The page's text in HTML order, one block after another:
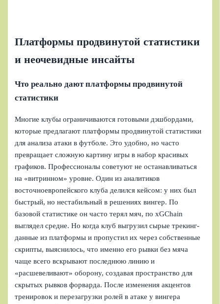
Платформы продвинутой статистики
и неочевидные инсайты
Что реально дают платформы продвинутой
статистики
Многие клубы ограничиваются готовыми дэшбордами,
которые предлагают платформы продвинутой статистики
для анализа атаки в футболе. Это удобно, но часто
превращает сложную картину игры в набор красивых
графиков. Профессионалы советуют не останавливаться
на «витринном» уровне. Один из аналитиков
восточноевропейского клуба делился кейсом: у них был
быстрый, но нестабильный в решениях вингер. По
базовой статистике он часто терял мяч, по xGChain
выглядел средне. Но когда клуб выгрузил сырые трекинг-
данные из платформы и пропустил их через собственные
скрипты, выяснилось, что именно его рывки без мяча
чаще всего вскрывают последнюю линию и
«расшевеливают» оборону, создавая пространство для
скрытых рывков форварда. После изменения акцентов
тренировок и перезагрузки ролей в атаке у вингера